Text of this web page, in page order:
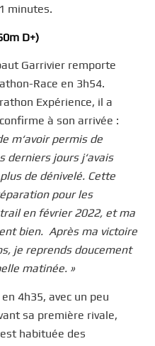
minutes.
D+)
Garrivier remporte
Race en 3h54.
Expérience, il a
à son arrivée :
m‘avoirpermis de
derniers jours j‘avais
de dénivelé. Cette
pourles
trail enfévrier 2022, et ma
bien. Après ma victoire
je reprends doucement
matinée. »
4h35, avec un peu
sa première rivale,
habituée des